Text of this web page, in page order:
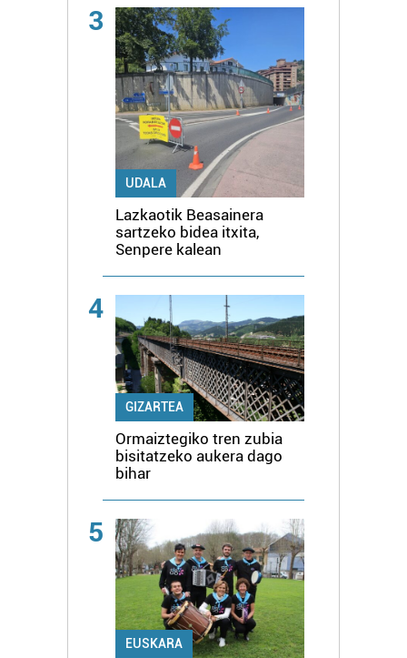
3
UDALA
Lazkaotik Beasainera
sartzeko bidea itxita,
Senpere kalean
4
GIZARTEA
Ormaiztegiko tren zubia
bisitatzeko aukera dago
bihar
5
EUSKARA